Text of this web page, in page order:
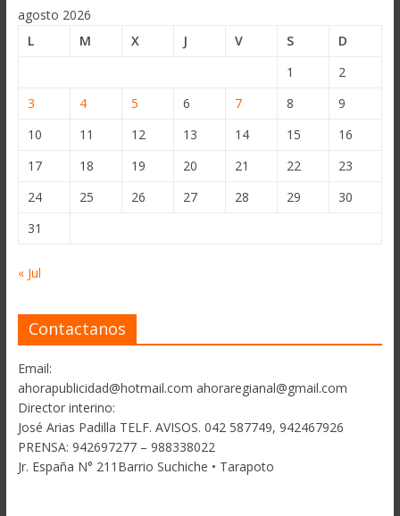
agosto 2026
L
M X J V S
D
1
2
3
4 5 6 7 8
9
10
11 12 13 14 15
16
17
18 19 20 21 22
23
24
25 26 27 28 29
30
31
« Jul
Contactanos
Email:
ahorapublicidad@hotmail.com ahoraregianal@gmail.com
Director interino:
José Arias Padilla TELF. AVISOS. 042 587749, 942467926
PRENSA: 942697277 – 988338022
Jr. España N° 211Barrio Suchiche • Tarapoto